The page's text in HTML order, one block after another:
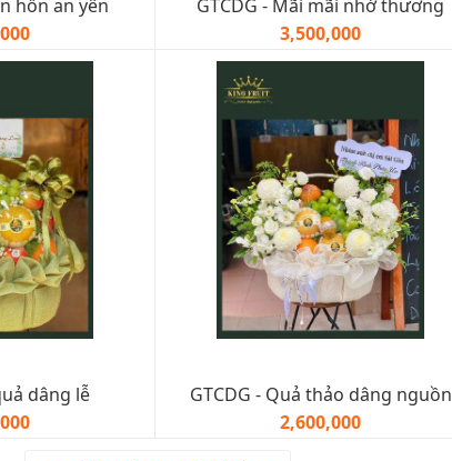
hồn an yên
GTCDG - Mãi mãi nhớ thương
3,500,000
dâng lễ
GTCDG - Quả thảo dâng nguồn
2,600,000